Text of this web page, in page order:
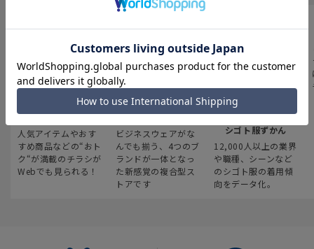
最新のお買い得情報
人気アイテムやおす
すめ商品などの“おト
ク“が満載のチラシが
Webでも見られる！
スーツスクエア
ビジネスウェアがな
んでも揃う、4つのブ
ランドが一体となっ
た新感覚の複合型ス
トアです
みんなの
シゴト服ずかん
12,000人以上の業界
や職種、シーンなど
のシゴト服の着用傾
向をデータ化。